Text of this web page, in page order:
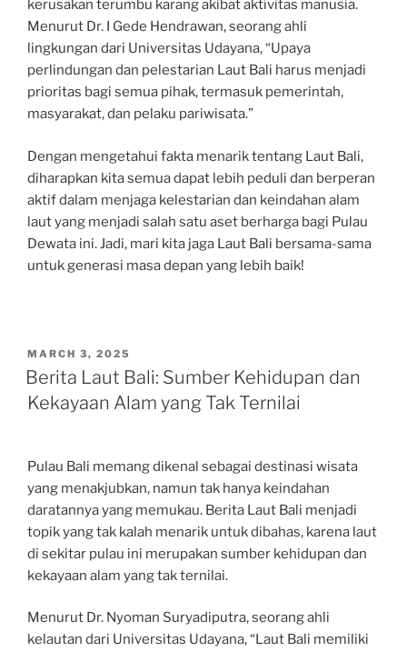
kerusakan terumbu karang akibat aktivitas manusia.
Menurut Dr. I Gede Hendrawan, seorang ahli
lingkungan dari Universitas Udayana, “Upaya
perlindungan dan pelestarian Laut Bali harus menjadi
prioritas bagi semua pihak, termasuk pemerintah,
masyarakat, dan pelaku pariwisata.”
Dengan mengetahui fakta menarik tentang Laut Bali,
diharapkan kita semua dapat lebih peduli dan berperan
aktif dalam menjaga kelestarian dan keindahan alam
laut yang menjadi salah satu aset berharga bagi Pulau
Dewata ini. Jadi, mari kita jaga Laut Bali bersama-sama
untuk generasi masa depan yang lebih baik!
POSTED
ON
MARCH 3, 2025
Berita Laut Bali: Sumber Kehidupan dan
Kekayaan Alam yang Tak Ternilai
Pulau Bali memang dikenal sebagai destinasi wisata
yang menakjubkan, namun tak hanya keindahan
daratannya yang memukau. Berita Laut Bali menjadi
topik yang tak kalah menarik untuk dibahas, karena laut
di sekitar pulau ini merupakan sumber kehidupan dan
kekayaan alam yang tak ternilai.
Menurut Dr. Nyoman Suryadiputra, seorang ahli
kelautan dari Universitas Udayana, “Laut Bali memiliki